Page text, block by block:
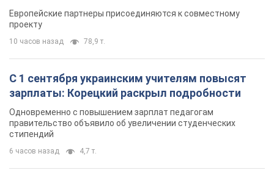
Видео
Европейские партнеры присоединяются к совместному
проекту
10 часов назад 78,9 т.
С 1 сентября украинским учителям повысят
зарплаты: Корецкий раскрыл подробности
Одновременно с повышением зарплат педагогам
правительство объявило об увеличении студенческих
стипендий
6 часов назад 4,7 т.